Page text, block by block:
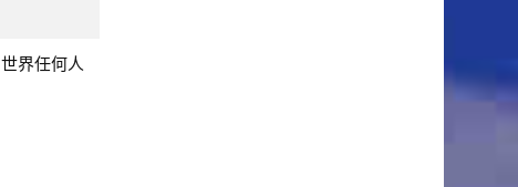
世界任何人